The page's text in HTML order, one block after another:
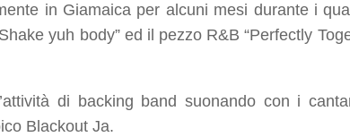
in Giamaica per alcuni mesi durante i
Shake yuh body” ed il pezzo R&B “Perfectly
di backing band suonando con i
Blackout Ja.